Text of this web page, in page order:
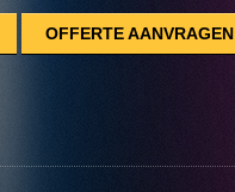
OFFERTE AANVRAGEN